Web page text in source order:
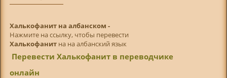
Халькофанит на албанском -
Нажмите на ссылку, чтобы перевести
Халькофанитна на албанский язык
Перевести Халькофанит в переводчике
онлайн